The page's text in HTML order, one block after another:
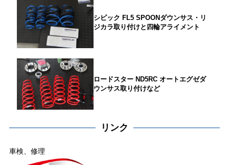
シビック FL5 SPOONダウンサス・リ
ジカラ取り付けと四輪アライメント
ロードスター ND5RC オートエグゼダ
ウンサス取り付けなど
リンク
車検、修理